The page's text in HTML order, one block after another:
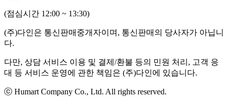
(점심시간 12:00 ~ 13:30)
(주)다인은 통신판매중개자이며, 통신판매의 당사자가 아닙니
다.
다만, 상담 서비스 이용 및 결제/환불 등의 민원 처리, 고객 응
대 등 서비스 운영에 관한 책임은 (주)다인에 있습니다.
ⓒ Humart Company Co., Ltd. All rights reserved.